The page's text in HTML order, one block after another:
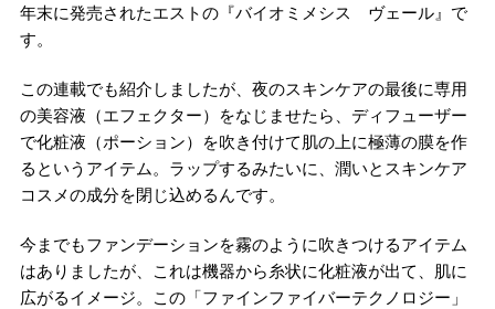
年末に発売されたエストの『バイオミメシス ヴェール』で
す。
この連載でも紹介しましたが、夜のスキンケアの最後に専用
の美容液（エフェクター）をなじませたら、ディフューザー
で化粧液（ポーション）を吹き付けて肌の上に極薄の膜を作
るというアイテム。ラップするみたいに、潤いとスキンケア
コスメの成分を閉じ込めるんです。
今までもファンデーションを霧のように吹きつけるアイテム
はありましたが、これは機器から糸状に化粧液が出て、肌に
広がるイメージ。この「ファインファイバーテクノロジー」